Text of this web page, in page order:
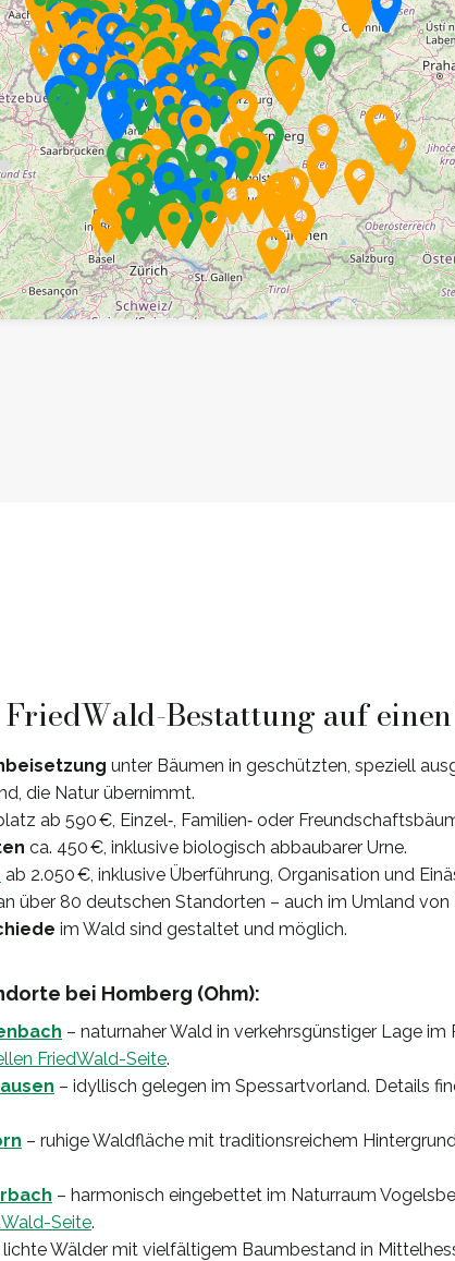
Bestattung auf
unter Bäumen in geschützten, speziell
die Natur übernimmt.
ab 590 €, Einzel‐, Familien‐ oder
ca. 450 €, inklusive biologisch abbaubarer Urne.
ab 2.050 €, inklusive Überführung, Organisation und
über 80 deutschen Standorten – auch im Umland von
im Wald sind gestaltet und möglich.
bei Homberg (Ohm):
– naturnaher Wald in verkehrsgünstiger Lage im
FriedWald-Seite.
– idyllisch gelegen im Spessartvorland. Details
– ruhige Waldfläche mit traditionsreichem
– harmonisch eingebettet im Naturraum
Seite.
Wälder mit vielfältigem Baumbestand in